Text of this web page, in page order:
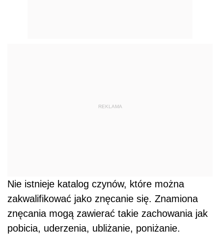
REKLAMA
Nie istnieje katalog czynów, które można
zakwalifikować jako znęcanie się. Znamiona
znęcania mogą zawierać takie zachowania jak
pobicia, uderzenia, ubliżanie, poniżanie.